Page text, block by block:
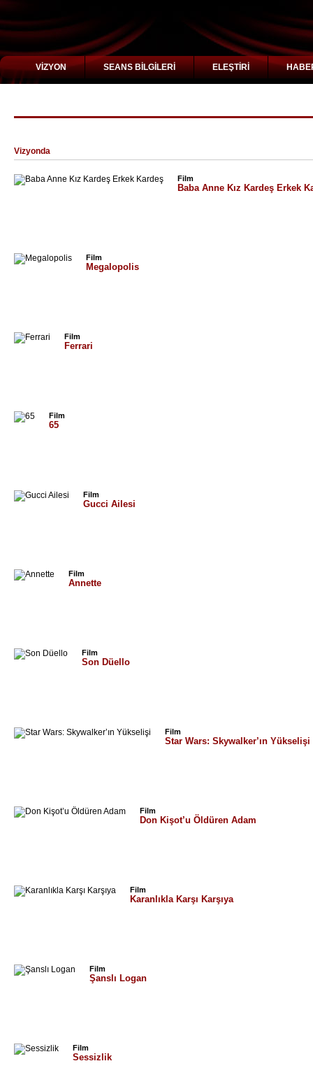
VİZYON SEANS BİLGİLERİ ELEŞTİRİ
Vizyonda
Film
Baba Anne Kız Kardeş Erkek
Film
Megalopolis
Film
Ferrari
Film
65
Film
Gucci Ailesi
Film
Annette
Film
Son Düello
Film
Star Wars: Skywalker’ın Yükselişi
Film
Don Kişot’u Öldüren Adam
Film
Karanlıkla Karşı Karşıya
Film
Şanslı Logan
Film
Sessizlik